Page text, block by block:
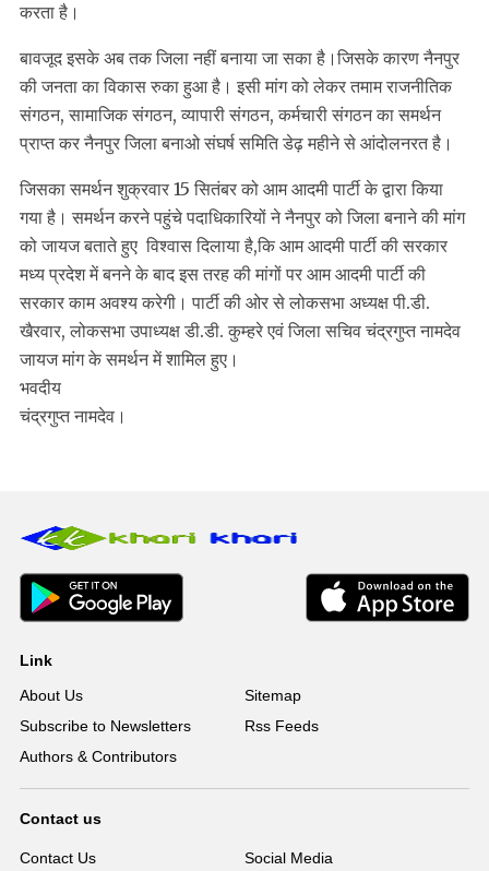
करता है।
बावजूद इसके अब तक जिला नहीं बनाया जा सका है।जिसके कारण नैनपुर
की जनता का विकास रुका हुआ है। इसी मांग को लेकर तमाम राजनीतिक
संगठन, सामाजिक संगठन, व्यापारी संगठन, कर्मचारी संगठन का समर्थन
प्राप्त कर नैनपुर जिला बनाओ संघर्ष समिति डेढ़ महीने से आंदोलनरत है।
जिसका समर्थन शुक्रवार 15 सितंबर को आम आदमी पार्टी के द्वारा किया
गया है। समर्थन करने पहुंचे पदाधिकारियों ने नैनपुर को जिला बनाने की मांग
को जायज बताते हुए विश्वास दिलाया है,कि आम आदमी पार्टी की सरकार
मध्य प्रदेश में बनने के बाद इस तरह की मांगों पर आम आदमी पार्टी की
सरकार काम अवश्य करेगी। पार्टी की ओर से लोकसभा अध्यक्ष पी.डी.
खैरवार, लोकसभा उपाध्यक्ष डी.डी. कुम्हरे एवं जिला सचिव चंद्रगुप्त नामदेव
जायज मांग के समर्थन में शामिल हुए।
भवदीय
चंद्रगुप्त नामदेव।
Link
About Us
Sitemap
Subscribe to Newsletters
Rss Feeds
Authors & Contributors
Contact us
Contact Us
Social Media